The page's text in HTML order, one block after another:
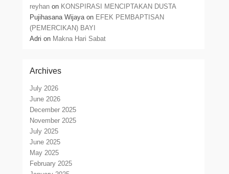
reyhan on KONSPIRASI MENCIPTAKAN DUSTA
Pujihasana Wijayaon EFEK PEMBAPTISAN
(PEMERCIKAN) BAYI
Adri on Makna Hari Sabat
Archives
July 2026
June 2026
December 2025
November 2025
July 2025
June 2025
May 2025
February 2025